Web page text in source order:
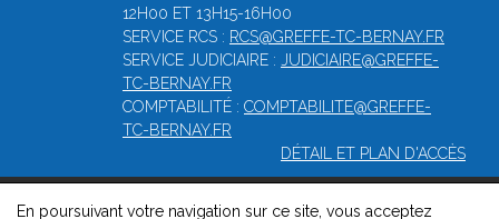
12H00 ET 13H15-16H00
SERVICE RCS : RCS@GREFFE-TC-BERNAY.FR
SERVICE JUDICIAIRE : JUDICIAIRE@GREFFE-
TC-BERNAY.FR
COMPTABILITÉ : COMPTABILITE@GREFFE-
TC-BERNAY.FR
DÉTAIL ET PLAN D'ACCÈS
En poursuivant votre navigation sur ce site, vous acceptez